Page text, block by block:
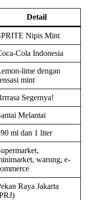
Detail
Nipis Mint
Cola Indonesia
lime dengan
mint
Segernya!
Melantai
ml dan 1 liter
warung, e-
Raya Jakarta